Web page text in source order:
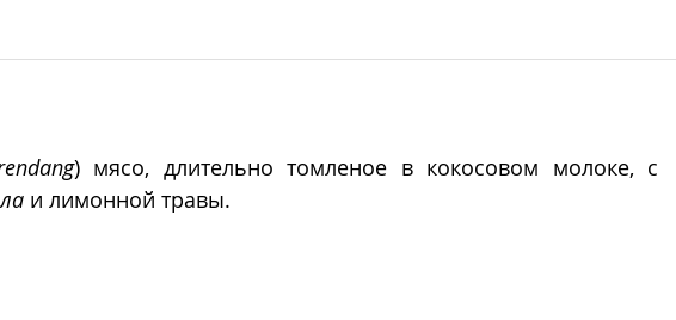
) мясо, длительно томленое в кокосовом молоке, с
и лимонной травы.